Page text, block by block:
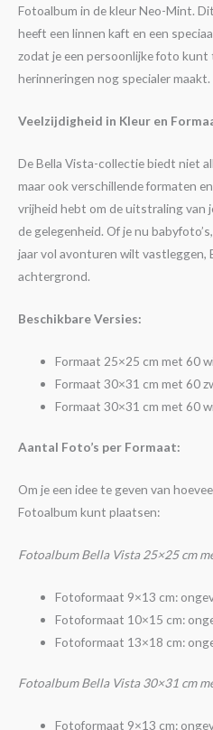
Fotoalbum in de kleur Neo-Mint.
heeft een linnen kaft en een
zodat je een persoonlijke foto kunt
herinneringen nog specialer maakt.
Veelzijdigheid in Kleur en
De Bella Vista-collectie biedt niet
maar ook verschillende formaten
vrijheid hebt om de uitstraling van
de gelegenheid. Of je nu
jaar vol avonturen wilt vastleggen,
achtergrond.
Beschikbare Versies:
Formaat 25×25 cm met 60
Formaat 30×31 cm met 60
Formaat 30×31 cm met 60
Aantal Foto’s per Formaat:
Om je een idee te geven van
Fotoalbum kunt plaatsen:
Fotoalbum Bella Vista 25×25 cm
Fotoformaat 9×13 cm:
Fotoformaat 10×15 cm:
Fotoformaat 13×18 cm:
Fotoalbum Bella Vista 30×31 cm
Fotoformaat 9×13 cm: